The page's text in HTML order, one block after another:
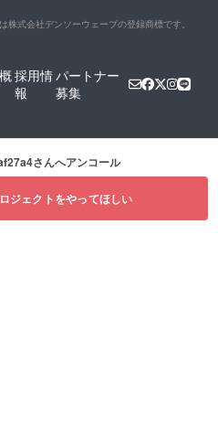
株式会社デンソーウェーブの登録商標です。
採用情
報
パートナー
募集
さんへアンコール
ジェクトをやってほしい